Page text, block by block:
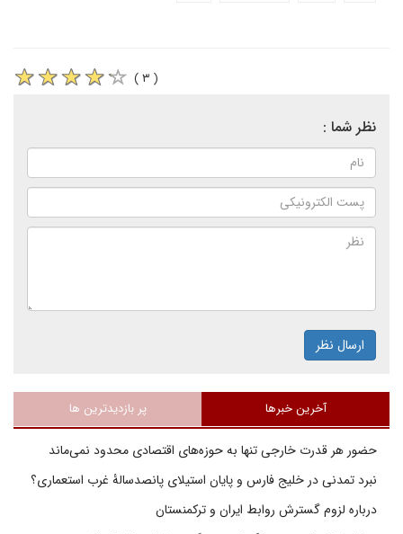
( ۳ )
نظر شما :
ارسال نظر
آخرین خبرها پر بازدیدترین ها
حضور هر قدرت خارجی تنها به حوزه‌های اقتصادی محدود نمی‌ماند
نبرد تمدنی در خلیج فارس و پایان استیلای پانصدسالۀ غرب استعماری؟
درباره لزوم گسترش روابط ایران و ترکمنستان